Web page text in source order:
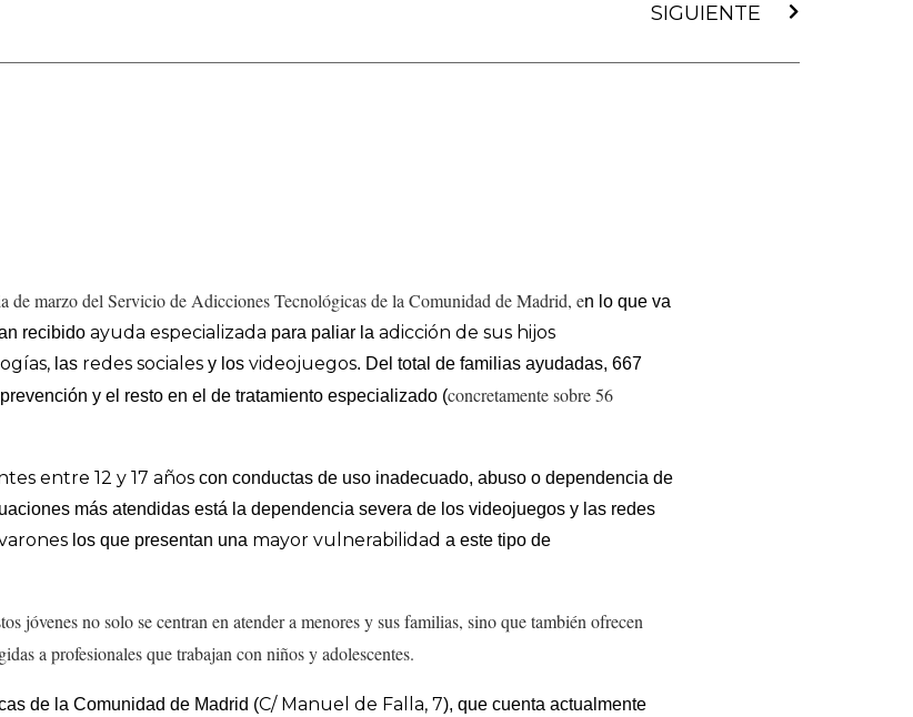
SIGUIENTE
de marzo del Servicio de Adicciones Tecnológicas de la Comunidad de Madrid, en lo que va
recibidoayuda especializada para paliar laadicción de sus hijos
las redes sociales y los videojuegos. Del total de familias ayudadas, 667
y el resto en el de tratamiento especializado (concretamente sobre 56
entre 12 y 17 años con conductas de uso inadecuado, abuso o dependencia de
más atendidas está la dependencia severa de los videojuegos y las redes
los que presentan una mayor vulnerabilidad a este tipo de
jóvenesno solo se centran en atender a menores y sus familias, sino que tambiénofrecen
a profesionales quetrabajan con niños y adolescentes.
de la Comunidad de Madrid (C/ Manuel de Falla, 7), que cuenta actualmente